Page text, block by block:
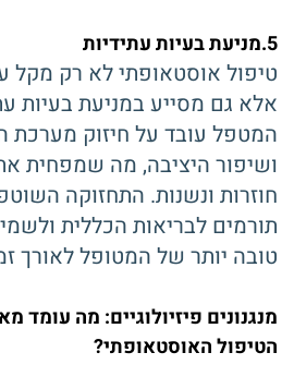
5.מניעת בעיות עתידיות
טיפול אוסטאופתי לא רק מקל
אלא גם מסייע במניעת בעיות
המטפל עובד על חיזוק מערכת
ושיפור היציבה, מה שמפחית
חוזרות ונשנות. התחזוקה
תורמים לבריאות הכללית
טובה יותר של המטופל לאורך
מנגנונים פיזיולוגיים: מה עומד
הטיפול האוסטאופתי?